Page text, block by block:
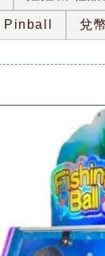
Pinball 兌